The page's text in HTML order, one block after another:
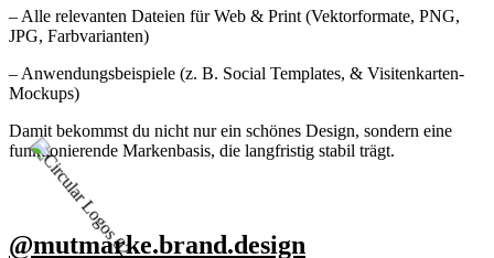
– Alle relevanten Dateien für Web & Print (Vektorformate, PNG,
JPG, Farbvarianten)
– Anwendungsbeispiele (z. B. Social Templates, & Visitenkarten-
Mockups)
Damit bekommst du nicht nur ein schönes Design, sondern eine
funktionierende Markenbasis, die langfristig stabil trägt.
@mutmarke.brand.design